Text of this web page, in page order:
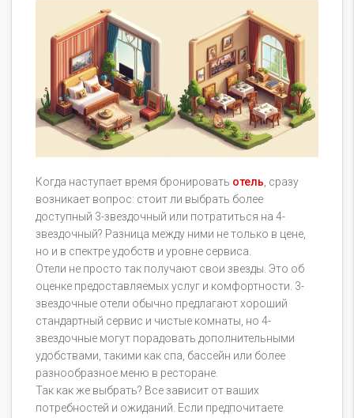
Когда наступает время бронировать отель, сразу
возникает вопрос: стоит ли выбрать более
доступный 3-звездочный или потратиться на 4-
звездочный? Разница между ними не только в цене,
но и в спектре удобств и уровне сервиса.
Отели не просто так получают свои звезды. Это об
оценке предоставляемых услуг и комфортности. 3-
звездочные отели обычно предлагают хороший
стандартный сервис и чистые комнаты, но 4-
звездочные могут порадовать дополнительными
удобствами, такими как спа, бассейн или более
разнообразное меню в ресторане.
Так как же выбрать? Все зависит от ваших
потребностей и ожиданий. Если предпочитаете